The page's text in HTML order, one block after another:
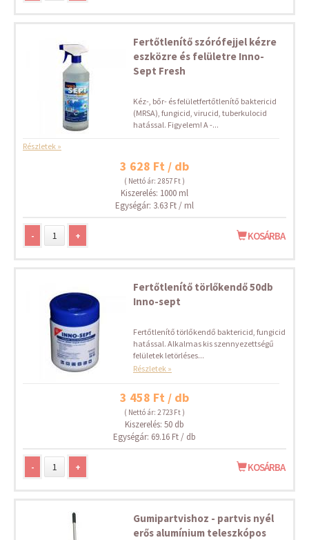
Fertőtlenítő szórófejjel kézre
eszközre és felületre Inno-
Sept Fresh
Kéz-, bőr- és felületfertőtlenítő baktericid
(MRSA), fungicid, virucid, tuberkulocid
hatással. Figyelem! A -...
Részletek »
3 628 Ft / db
( Nettó ár: 2 857 Ft )
Kiszerelés: 1000 ml
Egységár: 3.63 Ft / ml
- + KOSÁRBA
Fertőtlenítő törlőkendő 50db
Inno-sept
Fertőtlenítő törlőkendő baktericid, fungicid
hatással. Alkalmas kis szennyezettségű
felületek letörléses...
Részletek »
3 458 Ft / db
( Nettó ár: 2 723 Ft )
Kiszerelés: 50 db
Egységár: 69.16 Ft / db
- + KOSÁRBA
Gumipartvishoz - partvis nyél
erős alumínium teleszkópos